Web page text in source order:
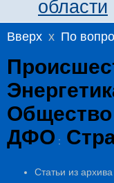
области
Вверх x По
Общество
ДФО :
Статьи из архива